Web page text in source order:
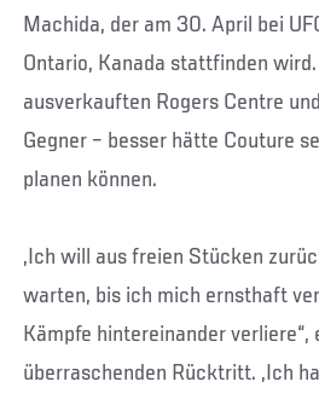
Machida, der am 30. April bei
Ontario, Kanada stattfinden
ausverkauften Rogers Centre
Gegner – besser hätte Couture
planen können.
„Ich will aus freien Stücken
warten, bis ich mich ernsthaft
Kämpfe hintereinander
überraschenden Rücktritt. „Ich